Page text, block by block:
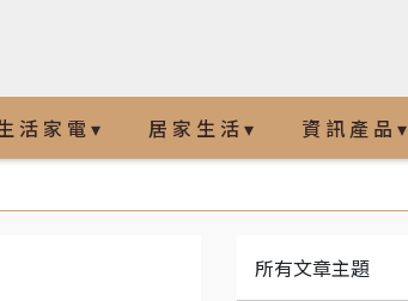
活 家 電 ▾ 居 家 生 活 ▾ 資 訊 產 品 ▾
所有文章主題